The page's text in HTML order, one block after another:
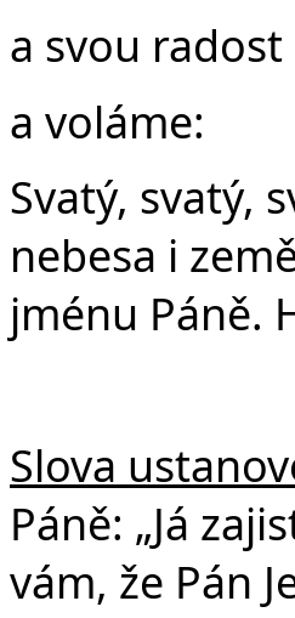
a svou radost
a voláme:
Svatý, svatý,
nebesa i
jménu Páně.
Slova
Páně: „Já
vám, že Pán